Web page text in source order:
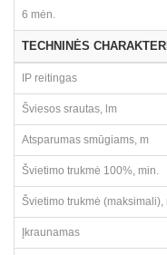
6 mėn.
TECHNINĖS
IP reitingas
Šviesos srautas, lm
Atsparumas smūgiams, m
Švietimo trukmė 100%, min.
Švietimo trukmė (maksimali),
Įkraunamas